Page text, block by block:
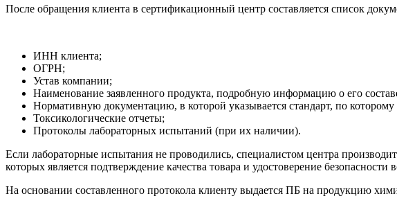
После обращения клиента в сертификационный центр составляется список
ИНН клиента;
ОГРН;
Устав компании;
Наименование заявленного продукта, подробную информацию о его
Нормативную документацию, в которой указывается стандарт, по
Токсикологические отчеты;
Протоколы лабораторных испытаний (при их наличии).
Если лабораторные испытания не проводились, специалистом центра
которых является подтверждение качества товара и удостоверение безопасности
На основании составленного протокола клиенту выдается ПБ на продукцию